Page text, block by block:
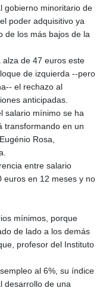
gobierno minoritario de
poder adquisitivo ya
de los más bajos de la
de 47 euros este
de izquierda --pero
el rechazo al
anticipadas.
salario mínimo se ha
transformando en un
Rosa,
entre salario
euros en 12 meses y no
mínimos, porque
de lado a los demás
profesor del Instituto
al 6%, su índice
desarrollo de una